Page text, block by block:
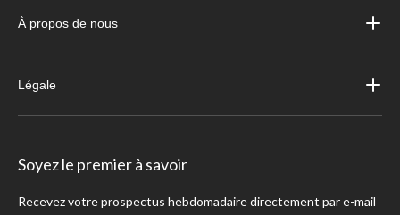
À propos de nous
Légale
Soyez le premier à savoir
Recevez votre prospectus hebdomadaire directement par e-mail